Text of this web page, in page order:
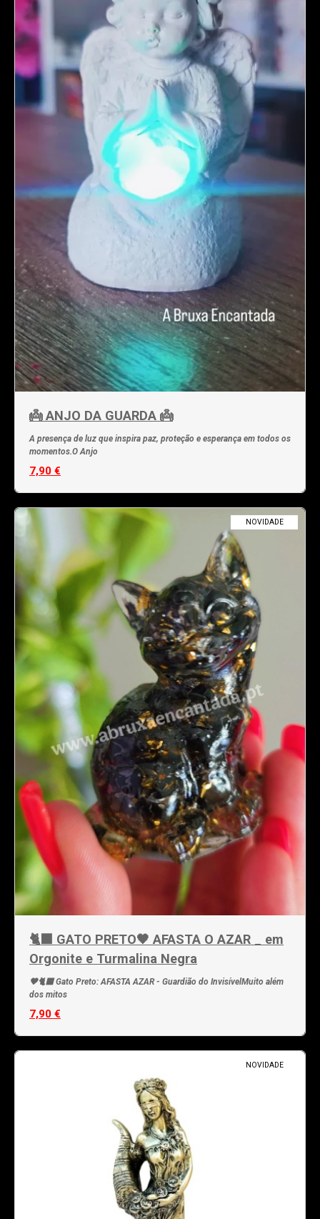
👼 ANJO DA GUARDA 👼
A presença de luz que inspira paz, proteção e esperança em todos os
momentos.O Anjo
7,90 €
NOVIDADE
🐈‍⬛ GATO PRETO🖤 AFASTA O AZAR _ em
Orgonite e Turmalina Negra
🖤🐈‍⬛ Gato Preto: AFASTA AZAR - Guardião do InvisívelMuito além
dos mitos
7,90 €
NOVIDADE